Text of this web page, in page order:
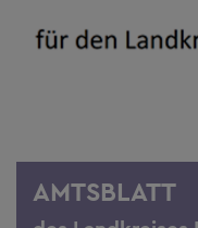
AMTSBLATT